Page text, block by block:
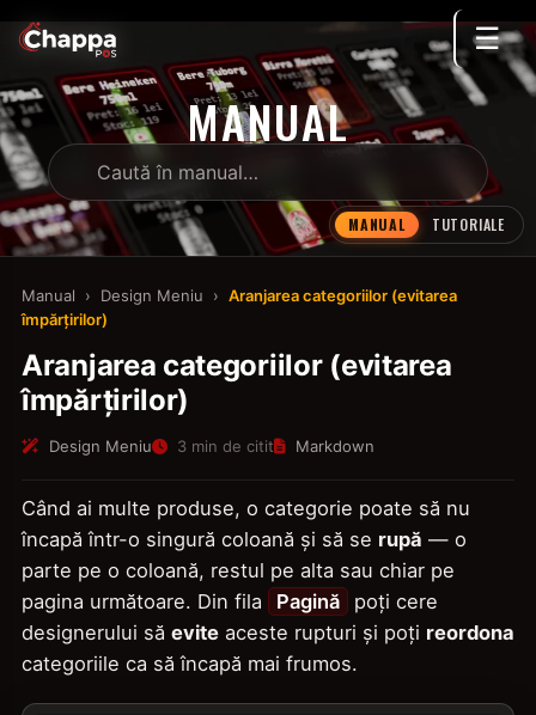
☰
MANUAL
MANUAL TUTORIALE
Manual › Design Meniu › Aranjarea categoriilor (evitarea
împărțirilor)
Aranjarea categoriilor (evitarea
împărțirilor)
Design Meniu 3 min de citit Markdown
Când ai multe produse, o categorie poate să nu
încapă într-o singură coloană și să se rupă — o
parte pe o coloană, restul pe alta sau chiar pe
pagina următoare. Din fila
Pagină
poți cere
designerului să evite aceste rupturi și poți reordona
categoriile ca să încapă mai frumos.